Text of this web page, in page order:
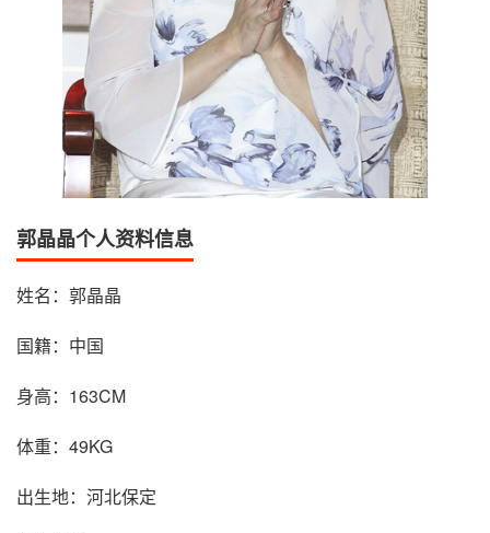
郭晶晶个人资料信息
姓名：郭晶晶
国籍：中国
身高：163CM
体重：49KG
出生地：河北保定